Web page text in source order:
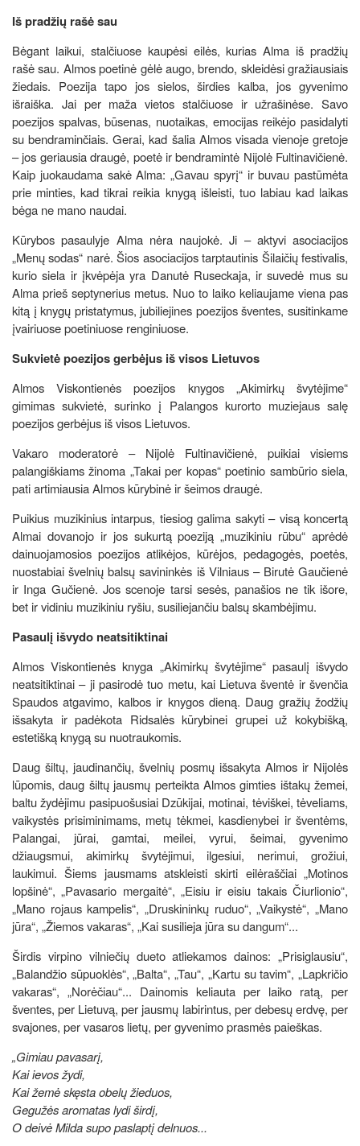
Iš pradžių rašė sau
Bėgant laikui, stalčiuose kaupėsi eilės, kurias Alma iš pradžių
rašė sau. Almos poetinė gėlė augo, brendo, skleidėsi gražiausiais
žiedais. Poezija tapo jos sielos, širdies kalba, jos gyvenimo
išraiška. Jai per maža vietos stalčiuose ir užrašinėse. Savo
poezijos spalvas, būsenas, nuotaikas, emocijas reikėjo pasidalyti
su bendraminčiais. Gerai, kad šalia Almos visada vienoje gretoje
– jos geriausia draugė, poetė ir bendramintė Nijolė Fultinavičienė.
Kaip juokaudama sakė Alma: „Gavau spyrį“ ir buvau pastūmėta
prie minties, kad tikrai reikia knygą išleisti, tuo labiau kad laikas
bėga ne mano naudai.
Kūrybos pasaulyje Alma nėra naujokė. Ji – aktyvi asociacijos
„Menų sodas“ narė. Šios asociacijos tarptautinis Šilaičių festivalis,
kurio siela ir įkvėpėja yra Danutė Ruseckaja, ir suvedė mus su
Alma prieš septynerius metus. Nuo to laiko keliaujame viena pas
kitą į knygų pristatymus, jubiliejines poezijos šventes, susitinkame
įvairiuose poetiniuose renginiuose.
Sukvietė poezijos gerbėjus iš visos Lietuvos
Almos Viskontienės poezijos knygos „Akimirkų švytėjime“
gimimas sukvietė, surinko į Palangos kurorto muziejaus salę
poezijos gerbėjus iš visos Lietuvos.
Vakaro moderatorė – Nijolė Fultinavičienė, puikiai visiems
palangiškiams žinoma „Takai per kopas“ poetinio sambūrio siela,
pati artimiausia Almos kūrybinė ir šeimos draugė.
Puikius muzikinius intarpus, tiesiog galima sakyti – visą koncertą
Almai dovanojo ir jos sukurtą poeziją „muzikiniu rūbu“ aprėdė
dainuojamosios poezijos atlikėjos, kūrėjos, pedagogės, poetės,
nuostabiai švelnių balsų savininkės iš Vilniaus – Birutė Gaučienė
ir Inga Gučienė. Jos scenoje tarsi sesės, panašios ne tik išore,
bet ir vidiniu muzikiniu ryšiu, susiliejančiu balsų skambėjimu.
Pasaulį išvydo neatsitiktinai
Almos Viskontienės knyga „Akimirkų švytėjime“ pasaulį išvydo
neatsitiktinai – ji pasirodė tuo metu, kai Lietuva šventė ir švenčia
Spaudos atgavimo, kalbos ir knygos dieną. Daug gražių žodžių
išsakyta ir padėkota Ridsalės kūrybinei grupei už kokybišką,
estetišką knygą su nuotraukomis.
Daug šiltų, jaudinančių, švelnių posmų išsakyta Almos ir Nijolės
lūpomis, daug šiltų jausmų perteikta Almos gimties ištakų žemei,
baltu žydėjimu pasipuošusiai Dzūkijai, motinai, tėviškei, tėveliams,
vaikystės prisiminimams, metų tėkmei, kasdienybei ir šventėms,
Palangai, jūrai, gamtai, meilei, vyrui, šeimai, gyvenimo
džiaugsmui, akimirkų švytėjimui, ilgesiui, nerimui, grožiui,
laukimui. Šiems jausmams atskleisti skirti eilėraščiai „Motinos
lopšinė“, „Pavasario mergaitė“, „Eisiu ir eisiu takais Čiurlionio“,
„Mano rojaus kampelis“, „Druskininkų ruduo“, „Vaikystė“, „Mano
jūra“, „Žiemos vakaras“, „Kai susilieja jūra su dangum“...
Širdis virpino vilniečių dueto atliekamos dainos: „Prisiglausiu“,
„Balandžio sūpuoklės“, „Balta“, „Tau“, „Kartu su tavim“, „Lapkričio
vakaras“, „Norėčiau“... Dainomis keliauta per laiko ratą, per
šventes, per Lietuvą, per jausmų labirintus, per debesų erdvę, per
svajones, per vasaros lietų, per gyvenimo prasmės paieškas.
„Gimiau pavasarį,
Kai ievos žydi,
Kai žemė skęsta obelų žieduos,
Gegužės aromatas lydi širdį,
O deivė Milda supo paslaptį delnuos...